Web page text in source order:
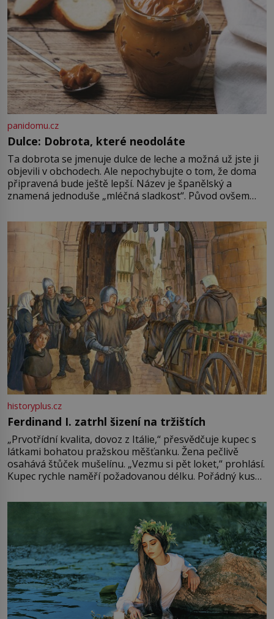
panidomu.cz
Dulce: Dobrota, které neodoláte
Ta dobrota se jmenuje dulce de leche a možná už jste ji
objevili v obchodech. Ale nepochybujte o tom, že doma
připravená bude ještě lepší. Název je španělský a
znamená jednoduše „mléčná sladkost“. Původ ovšem
pře hned několik latinskoamerických zemí a k tomu
Francie, kde se traduje,
historyplus.cz
Ferdinand I. zatrhl šizení na tržištích
„Prvotřídní kvalita, dovoz z Itálie,“ přesvědčuje kupec s
látkami bohatou pražskou měšťanku. Žena pečlivě
osahává štůček mušelínu. „Vezmu si pět loket,“ prohlásí.
Kupec rychle naměří požadovanou délku. Pořádný kus
milostpaní. Stačí jenom na sukni,“ zhodnotí švadlena
množství růžového mušelínu. „Ošidili vás, podívejte.“
Vezme do ruky dřevěnou